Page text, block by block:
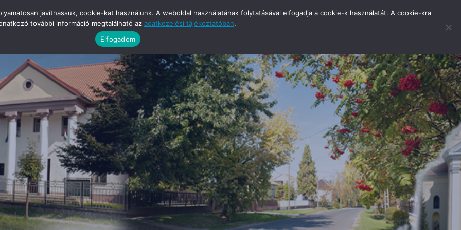
javíthassuk, cookie-kat használunk. A weboldal használatának folytatásával elfogadja a cookie-k használatát. A cookie-kra
további információ megtalálható az adatkezelési tájékoztatóban.
Elfogadom